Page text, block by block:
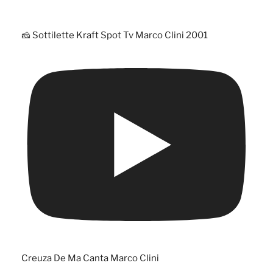
🧀 Sottilette Kraft Spot Tv Marco Clini 2001
Creuza De Ma Canta Marco Clini